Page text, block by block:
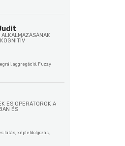
aggregáció, Fuzzy
ÉS OPERÁTOROK A
ÉS
látás, képfeldolgozás,